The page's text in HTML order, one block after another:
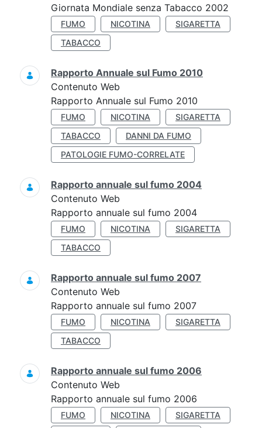
Giornata Mondiale senza Tabacco 2002
FUMO NICOTINA
SIGARETTA
TABACCO
Rapporto Annuale sul Fumo 2010
Contenuto Web
Rapporto Annuale sul Fumo 2010
FUMO NICOTINA
SIGARETTA
TABACCO
DANNI DA FUMO
PATOLOGIE FUMO-CORRELATE
Rapporto annuale sul fumo 2004
Contenuto Web
Rapporto annuale sul fumo 2004
FUMO NICOTINA
SIGARETTA
TABACCO
Rapporto annuale sul fumo 2007
Contenuto Web
Rapporto annuale sul fumo 2007
FUMO NICOTINA
SIGARETTA
TABACCO
Rapporto annuale sul fumo 2006
Contenuto Web
Rapporto annuale sul fumo 2006
FUMO NICOTINA
SIGARETTA